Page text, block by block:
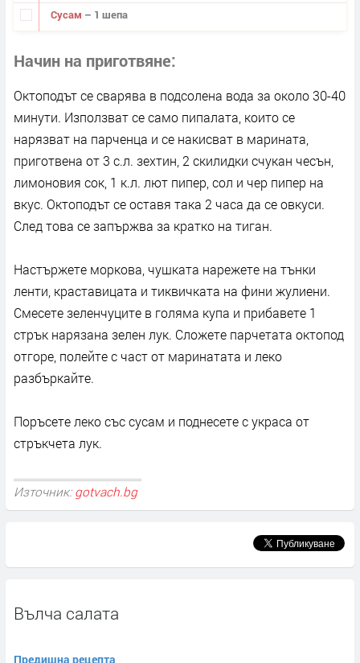
Сусам – 1 шепа
Начин на приготвяне
Октоподът се сварява в подсолена вода за около 30-40
минути. Използват се само пипалата, които се
нарязват на парченца и се накисват в марината,
приготвена от 3 с.л. зехтин, 2 скилидки счукан чесън,
лимоновия сок, 1 к.л. лют пипер, сол и чер пипер на
вкус. Октоподът се оставя така 2 часа да се овкуси.
След това се запържва за кратко на тиган.
Настържете моркова, чушката нарежете на тънки
ленти, краставицата и тиквичката на фини жулиени.
Смесете зеленчуците в голяма купа и прибавете 1
стрък нарязана зелен лук. Сложете парчетата октопод
отгоре, полейте с част от маринатата и леко
разбъркайте.
Поръсете леко със сусам и поднесете с украса от
стръкчета лук.
Източник: gotvach.bg
Вълча салата
Предишна рецепта